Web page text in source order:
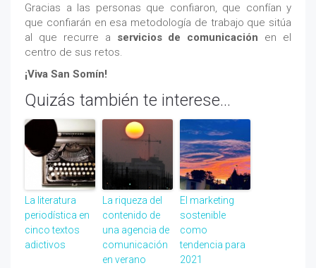
Gracias a las personas que confiaron, que confían y
que confiarán en esa metodología de trabajo que sitúa
al que recurre a servicios de comunicación en el
centro de sus retos.
¡Viva San Somín!
Quizás también te interese...
La literatura
periodística en
cinco textos
adictivos
La riqueza del
contenido de
una agencia de
comunicación
en verano
El marketing
sostenible
como
tendencia para
2021